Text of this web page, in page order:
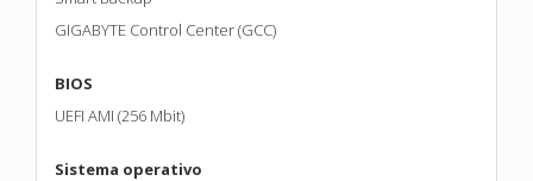
GIGABYTE Control Center (GCC)
BIOS
UEFI AMI (256 Mbit)
Sistema operativo